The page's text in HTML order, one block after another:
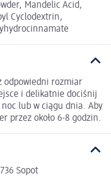
Mandelic Acid,
Cyclodextrin,
odpowiedni rozmiar
i delikatnie dociśnij
lub w ciągu dnia. Aby
przez około 6-8 godzin.
Sopot